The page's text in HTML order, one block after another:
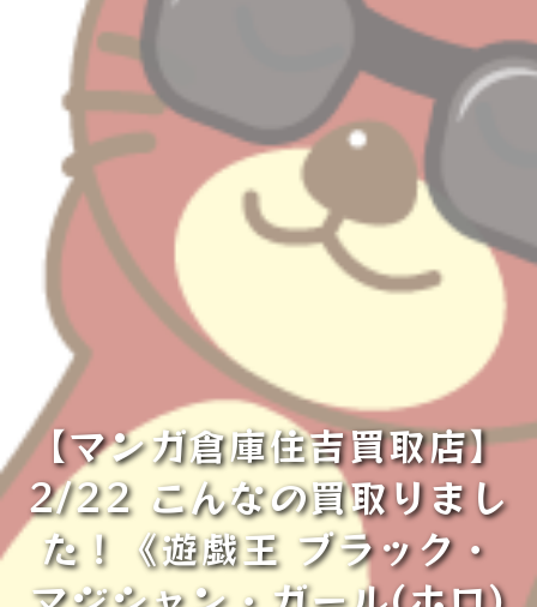
【マンガ倉庫住吉買取店】
2/22 こんなの買取りまし
た！《遊戯王 ブラック・